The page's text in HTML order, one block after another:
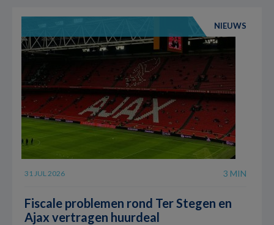
NIEUWS
31 JUL 2026 3 MIN
Fiscale problemen rond Ter Stegen en
Ajax vertragen huurdeal